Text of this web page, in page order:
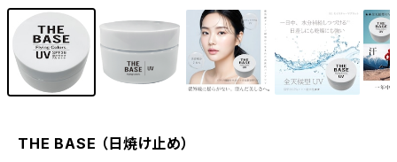
THE BASE （日焼け止め）